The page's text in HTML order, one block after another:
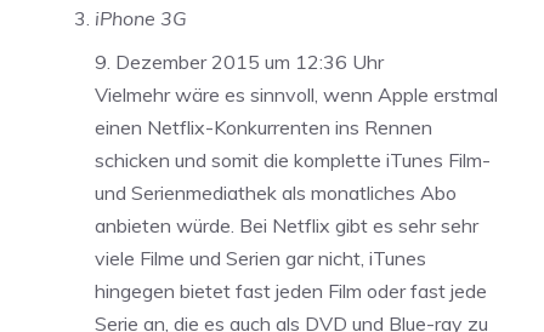
iPhone 3G
9. Dezember 2015 um 12:36 Uhr
Vielmehr wäre es sinnvoll, wenn Apple erstmal
einen Netflix-Konkurrenten ins Rennen
schicken und somit die komplette iTunes Film-
und Serienmediathek als monatliches Abo
anbieten würde. Bei Netflix gibt es sehr sehr
viele Filme und Serien gar nicht, iTunes
hingegen bietet fast jeden Film oder fast jede
Serie an, die es auch als DVD und Blue-ray zu